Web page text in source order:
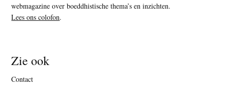
webmagazine over boeddhistische thema’s en inzichten.
Lees ons colofon.
Zie ook
Contact